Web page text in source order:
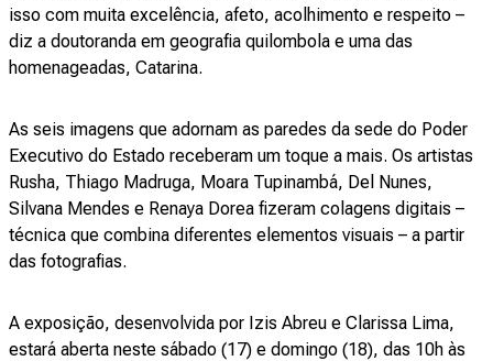
isso com muita excelência, afeto, acolhimento e respeito –
diz a doutoranda em geografia quilombola e uma das
homenageadas, Catarina.
As seis imagens que adornam as paredes da sede do Poder
Executivo do Estado receberam um toque a mais. Os artistas
Rusha, Thiago Madruga, Moara Tupinambá, Del Nunes,
Silvana Mendes e Renaya Dorea fizeram colagens digitais –
técnica que combina diferentes elementos visuais – a partir
das fotografias.
A exposição, desenvolvida por Izis Abreu e Clarissa Lima,
estará aberta neste sábado (17) e domingo (18), das 10h às